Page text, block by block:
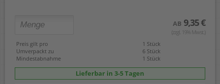
AB 9,35 €
(zzgl. 19% Mwst.)
Preis gilt pro
1 Stück
Umverpackt zu
6 Stück
Mindestabnahme
1 Stück
Lieferbar in 3-5 Tagen